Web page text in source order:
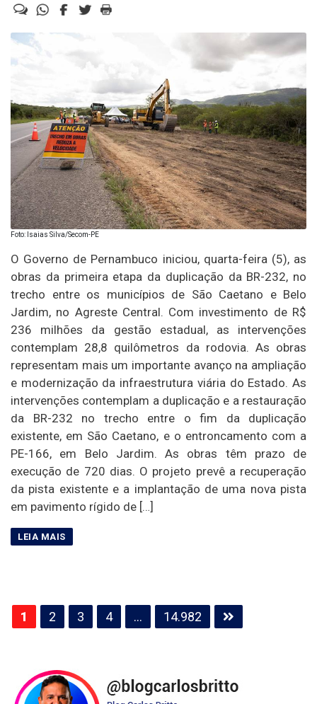
Foto: Isaias Silva/Secom-PE
O Governo de Pernambuco iniciou, quarta-feira (5), as
obras da primeira etapa da duplicação da BR-232, no
trecho entre os municípios de São Caetano e Belo
Jardim, no Agreste Central. Com investimento de R$
236 milhões da gestão estadual, as intervenções
contemplam 28,8 quilômetros da rodovia. As obras
representam mais um importante avanço na ampliação
e modernização da infraestrutura viária do Estado. As
intervenções contemplam a duplicação e a restauração
da BR-232 no trecho entre o fim da duplicação
existente, em São Caetano, e o entroncamento com a
PE-166, em Belo Jardim. As obras têm prazo de
execução de 720 dias. O projeto prevê a recuperação
da pista existente e a implantação de uma nova pista
em pavimento rígido de […]
Paginação
de
1 2 3 4 … 14.982